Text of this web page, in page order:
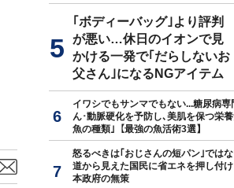
｢ボディーバッグ｣より評判
が悪い…休日のイオンで見
かける一発で｢だらしないお
父さん｣になるNGアイテム
イワシでもサンマでもない...糖尿病専
ん･動脈硬化を予防し､美肌を保つ栄
魚の種類｣【最強の魚活術3選】
怒るべきは｢おじさんの短パン｣では
道から見えた国民に省エネを押し付け
本政府の無策